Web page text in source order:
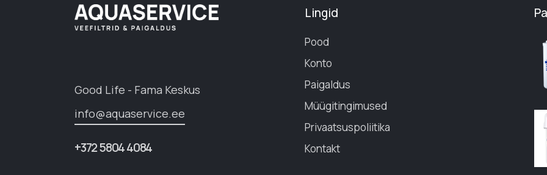
Good Life - Fama Keskus
info@aquaservice.ee
+372 5804 4084
Lingid
Pood
Konto
Paigaldus
Müügitingimused
Privaatsuspoliitika
Kontakt